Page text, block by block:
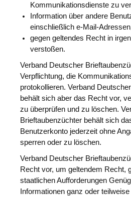
Kommunikationsdienste zu
Information über andere
einschließlich e-Mail-
gegen geltendes Recht in
verstoßen.
Verband Deutscher
Verpflichtung, die
protokollieren. Verband
behält sich aber das Recht vor,
zu überprüfen und zu löschen.
Brieftaubenzüchter behält sich
Benutzerkonto jederzeit ohne
sperren oder zu löschen.
Verband Deutscher
Recht vor, um geltendem Recht,
staatlichen Aufforderungen
Informationen ganz oder